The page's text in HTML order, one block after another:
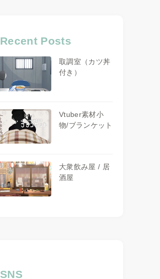
Recent Posts
取調室（カツ丼
付き）
Vtuber素材小
物/ブランケット
大衆飲み屋 / 居
酒屋
SNS